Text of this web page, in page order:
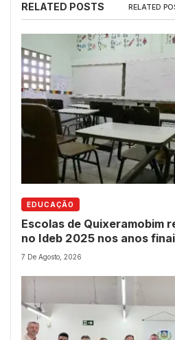
RELATED POSTS RELATED
EDUCAÇÃO
Escolas de Quixeramobim
no Ideb 2025 nos anos
Fundamental
7 De Agosto, 2026